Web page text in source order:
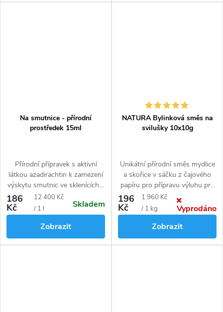
Na smutnice - přírodní
prostředek 15ml
Přírodní přípravek s aktivní
látkou azadirachtin k zamezení
výskytu smutnic ve sklenících a
v domácnostech. K přípravě 3 l
186
Kč
Měrná
cena:
12 400 Kč
/ 1 l
Skladem
Zobrazit
NATURA Bylinková směs na
svilušky 10x10g
Unikátní přírodní směs mydlice
a skořice v sáčku z čajového
papíru pro přípravu výluhu pro
zvýšení odolnosti a
obranyschopnosti rostlin proti
sviluškám. Vhodné pro
biopěstování. Na 50
196
Kč
Měrná
cena:
1 960 Kč
/ 1 kg
Vyprodáno
Zobrazit